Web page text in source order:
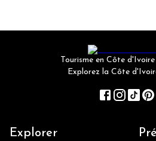
Tourisme en Côte
Explorez la Côte
Explorer